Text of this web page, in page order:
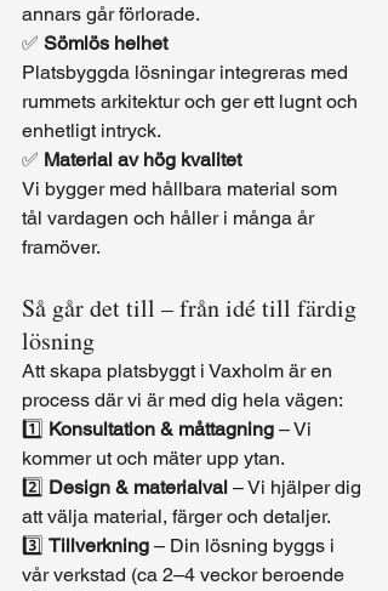
annars går förlorade.
✅ Sömlös helhet
Platsbyggda lösningar integreras med
rummets arkitektur och ger ett lugnt och
enhetligt intryck.
✅ Material av hög kvalitet
Vi bygger med hållbara material som
tål vardagen och håller i många år
framöver.
Så går det till – från idé till färdig
lösning
Att skapa platsbyggt i Vaxholm är en
process där vi är med dig hela vägen:
1️⃣ Konsultation & måttagning – Vi
kommer ut och mäter upp ytan.
2️⃣ Design & materialval – Vi hjälper dig
att välja material, färger och detaljer.
3️⃣ Tillverkning – Din lösning byggs i
vår verkstad (ca 2–4 veckor beroende